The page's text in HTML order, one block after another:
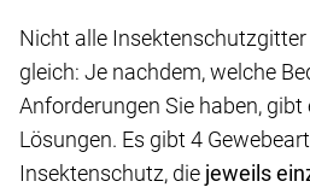
Nicht alle
gleich: Je nachdem, welche
Anforderungen Sie haben,
Lösungen. Es gibt 4
Insektenschutz, die jeweils